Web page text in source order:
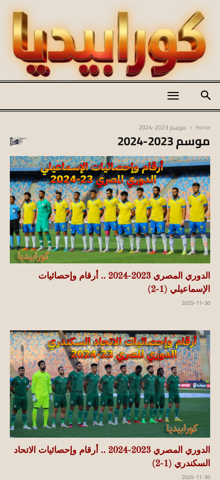
koraapedia
Home موسم 2023-2024
موسم 2023-2024
الدوري المصري 2023-2024 .. أرقام وإحصائيات
الإسماعيلي (1-2)
2025-11-30
الدوري المصري 2023-2024 .. أرقام وإحصائيات الاتحاد
السكندري (1-2)
2025-11-30